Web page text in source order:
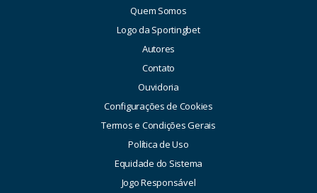
Quem Somos
Logo da Sportingbet
Autores
Contato
Ouvidoria
Configurações de Cookies
Termos e Condições Gerais
Política de Uso
Equidade do Sistema
Jogo Responsável